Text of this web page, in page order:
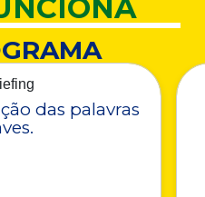
das palavras